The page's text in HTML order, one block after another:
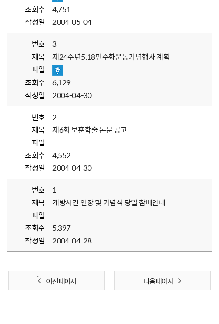
조회수
4,751
작성일
2004-05-04
번호
3
제목
제24주년5.18민주화운동기념행사 계획
파일
조회수
6,129
작성일
2004-04-30
번호
2
제목
제6회 보훈학술 논문 공고
파일
조회수
4,552
작성일
2004-04-30
번호
1
제목
개방시간 연장 및 기념식 당일 참배안내
파일
조회수
5,397
작성일
2004-04-28
이전 페이지 다음 페이지